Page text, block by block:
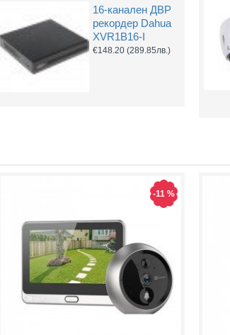
16-канален ДВР
рекордер Dahua
XVR1B16-I
€148.20 (289.85лв.)
-11 %